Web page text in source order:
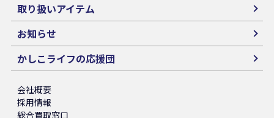
取り扱いアイテム
お知らせ
かしこライフの応援団
会社概要
採用情報
総合買取窓口